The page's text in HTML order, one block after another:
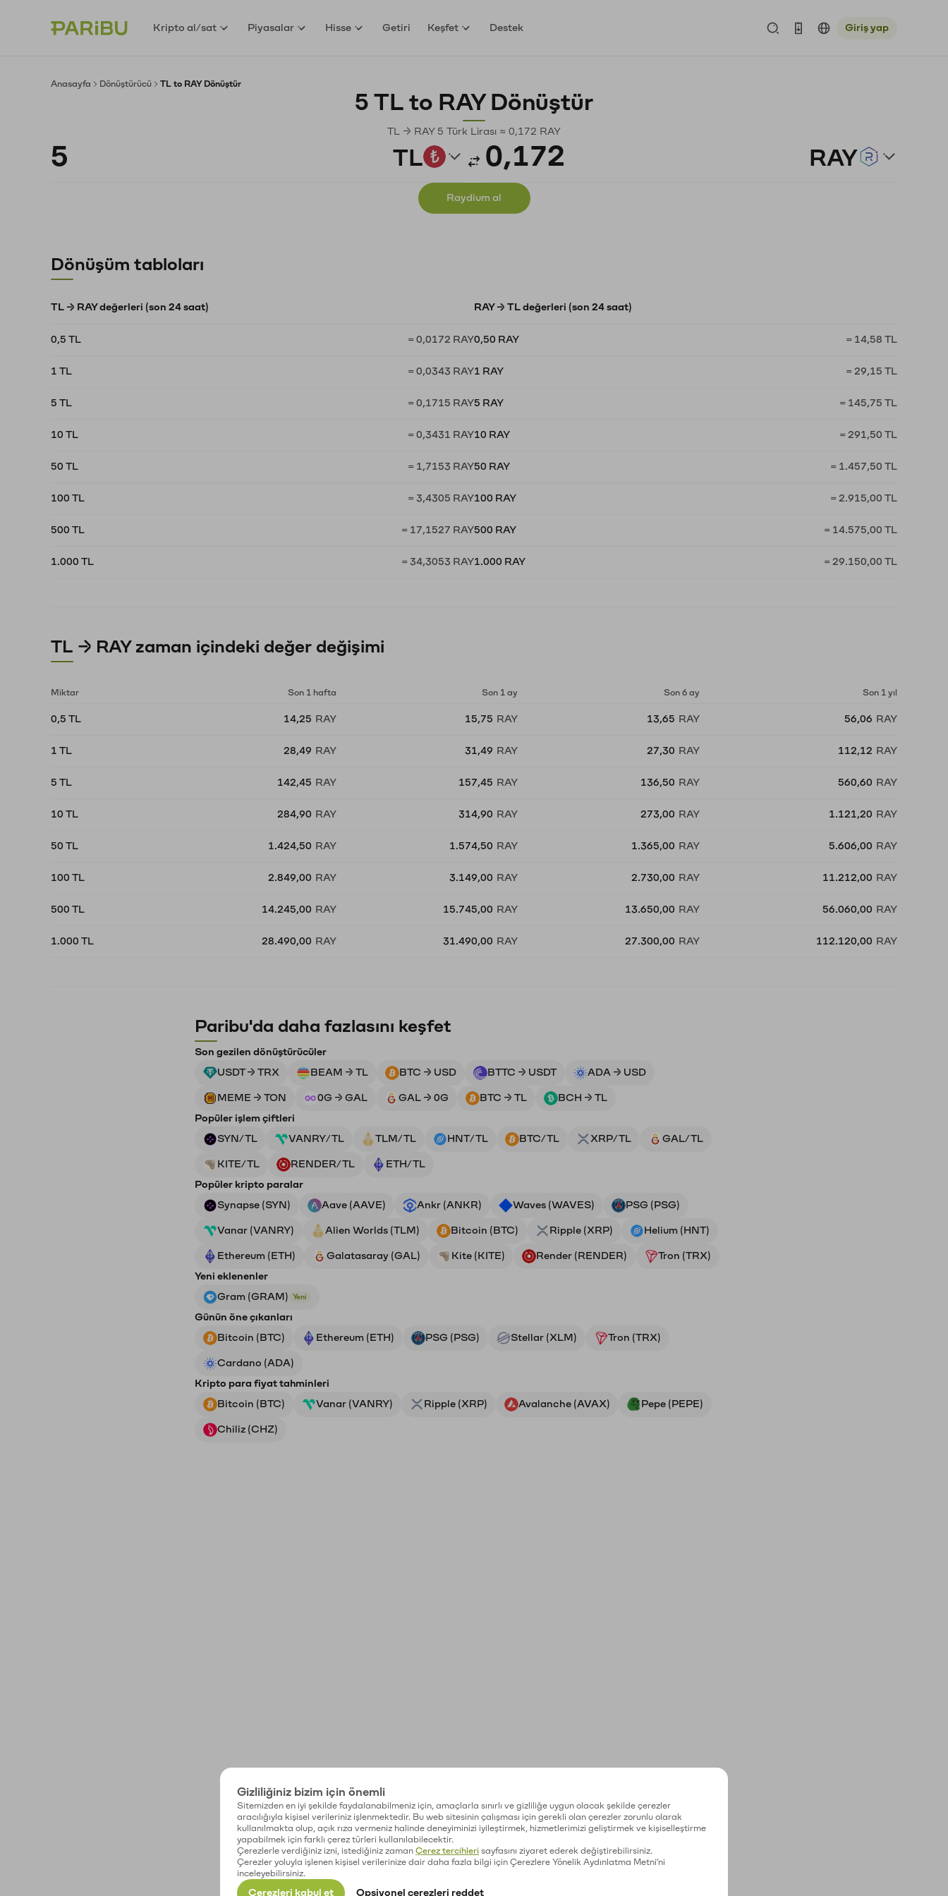
Kripto al/sat Piyasalar Hisse Getiri Keşfet Destek Giriş yap
Anasayfa Dönüştürücü TL to RAY Dönüştür
5 TL to RAY Dönüştür
TL → RAY 5 Türk Lirası ≈ 0,172 RAY
TL RAY
Raydium al
Dönüşüm tabloları
TL → RAY değerleri (son 24 saat)
0,5 TL = 0,0172 RAY
1 TL = 0,0343 RAY
5 TL = 0,1715 RAY
10 TL = 0,3431 RAY
50 TL = 1,7153 RAY
100 TL = 3,4305 RAY
500 TL = 17,1527 RAY
1.000 TL = 34,3053 RAY
RAY → TL değerleri (son 24 saat)
0,50 RAY = 14,58 TL
1 RAY = 29,15 TL
5 RAY = 145,75 TL
10 RAY = 291,50 TL
50 RAY = 1.457,50 TL
100 RAY = 2.915,00 TL
500 RAY = 14.575,00 TL
1.000 RAY = 29.150,00 TL
TL → RAY zaman içindeki değer değişimi
Miktar Son 1 hafta Son 1 ay Son 6 ay Son 1 yıl
0,5 TL 14,25 RAY 15,75 RAY 13,65 RAY 56,06 RAY
1 TL 28,49 RAY 31,49 RAY 27,30 RAY 112,12 RAY
5 TL 142,45 RAY 157,45 RAY 136,50 RAY 560,60 RAY
10 TL 284,90 RAY 314,90 RAY 273,00 RAY 1.121,20 RAY
50 TL 1.424,50 RAY 1.574,50 RAY 1.365,00 RAY 5.606,00 RAY
100 TL 2.849,00 RAY 3.149,00 RAY 2.730,00 RAY 11.212,00 RAY
500 TL 14.245,00 RAY 15.745,00 RAY 13.650,00 RAY 56.060,00 RAY
1.000 TL 28.490,00 RAY 31.490,00 RAY 27.300,00 RAY 112.120,00 RAY
Paribu'da daha fazlasını keşfet
Son gezilen dönüştürücüler
USDT → TRX
BEAM → TL BTC → USD BTTC → USDT ADA → USD
MEME → TON 0G → GAL GAL → 0G BTC → TL
BCH → TL
Popüler işlem çiftleri
SYN/TL
VANRY/TL TLM/TL HNT/TL BTC/TL XRP/TL GAL/TL
KITE/TL RENDER/TL
ETH/TL
Popüler kripto paralar
Synapse (SYN)
Aave (AAVE) Ankr (ANKR) Waves (WAVES) PSG (PSG)
Vanar (VANRY) Alien Worlds (TLM) Bitcoin (BTC) Ripple (XRP) Helium (HNT)
Ethereum (ETH) Galatasaray (GAL) Kite (KITE) Render (RENDER)
Tron (TRX)
Yeni eklenenler
Gram (GRAM)
Yeni
Günün öne çıkanları
Bitcoin (BTC)
Ethereum (ETH) PSG (PSG) Stellar (XLM) Tron (TRX)
Cardano (ADA)
Kripto para fiyat tahminleri
Bitcoin (BTC)
Vanar (VANRY) Ripple (XRP) Avalanche (AVAX) Pepe (PEPE)
Chiliz (CHZ)
Gizliliğiniz bizim için önemli
Sitemizden en iyi şekilde faydalanabilmeniz için, amaçlarla sınırlı ve gizliliğe uygun olacak şekilde çerezler
aracılığıyla kişisel verileriniz işlenmektedir. Bu web sitesinin çalışması için gerekli olan çerezler zorunlu olarak
kullanılmakta olup, açık rıza vermeniz halinde deneyiminizi iyileştirmek, hizmetlerimizi geliştirmek ve kişiselleştirme
yapabilmek için farklı çerez türleri kullanılabilecektir.
Çerezlerle verdiğiniz izni, istediğiniz zaman Çerez tercihleri sayfasını ziyaret ederek değiştirebilirsiniz.
Çerezler yoluyla işlenen kişisel verilerinize dair daha fazla bilgi için Çerezlere Yönelik Aydınlatma Metni'ni
inceleyebilirsiniz.
Çerezleri kabul et Opsiyonel çerezleri reddet